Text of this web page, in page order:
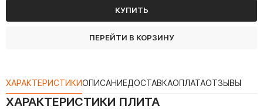
КУПИТЬ
ПЕРЕЙТИ В КОРЗИНУ
ХАРАКТЕРИСТИКИОПИСАНИЕДОСТАВКАОПЛАТАОТЗЫВЫ
ХАРАКТЕРИСТИКИ ПЛИТА